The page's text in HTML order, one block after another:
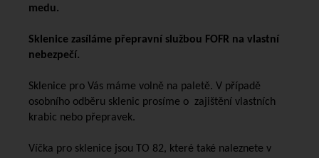
medu.
Sklenice zasíláme přepravní službou FOFR na vlastní
nebezpečí.
Sklenice pro Vás máme volně na paletě. V případě
osobního odběru sklenic prosíme o zajištění vlastních
krabic nebo přepravek.
Víčka pro sklenice jsou TO 82, které také naleznete v